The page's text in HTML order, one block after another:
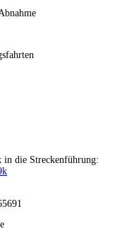
die Streckenführung: